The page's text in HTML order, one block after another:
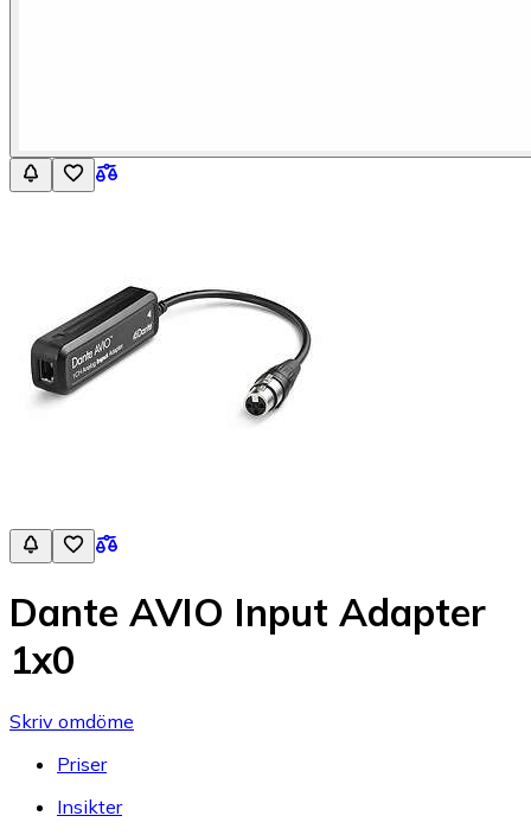
Dante AVIO Input Adapter
1x0
Skriv omdöme
Priser
Insikter